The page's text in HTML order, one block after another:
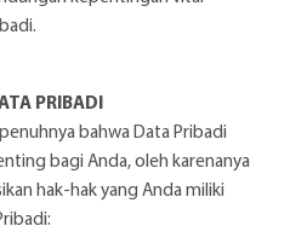
PRIBADI
bahwa Data Pribadi
bagi Anda, oleh karenanya
hak-hak yang Anda miliki